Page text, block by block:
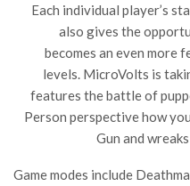
Each individual player’s
also gives the
becomes an even more
levels. MicroVolts is
features the battle of
Person perspective how
Gun and
Game modes include